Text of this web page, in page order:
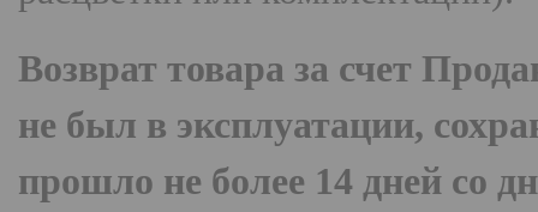
Возврат товара за счет
не был в эксплуатации,
прошло не более 14 дней со